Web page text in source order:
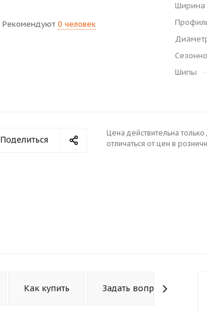
Рекомендуют 0 человек
Ширина
Шипы
Поделиться
Цена действительна
отличаться от цен в
Как купить Задать вопрос